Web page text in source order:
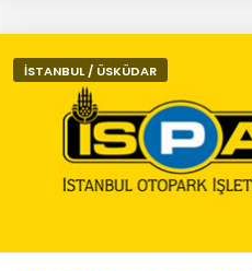
İSTANBUL / ÜSKÜDAR